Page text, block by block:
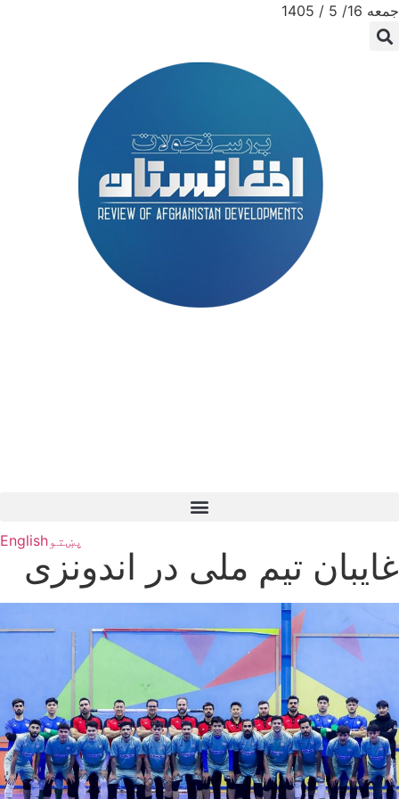
جمعه 16/ 5 / 1405
پښتوEnglish
غایبان تیم ملی در اندونزی